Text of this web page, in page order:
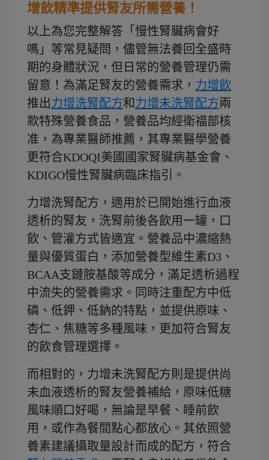
增飲精準提供腎友所需營養！
以上為您完整解答「慢性腎臟病會好
嗎」等常見疑問，儘管無法養回全盛時
期的身體狀況，但日常的營養管理仍需
留意！為滿足腎友的營養需求， 力增飲
推出力增洗腎配方和力增未洗腎配方兩
款特殊營養食品，營養品均經衛福部核
准，為專業醫師推薦，其專業醫學營養
更符合KDOQI美國國家腎臟病基金會、
KDIGO慢性腎臟病臨床指引。
力增洗腎配方，適用於已開始進行血液
透析的腎友，洗腎前後各飲用一罐，口
飲、管灌方式皆適宜。營養品中濃縮熱
量與優質蛋白，添加營養型維生素D3、
BCAA支鏈胺基酸等成分，滿足透析過程
中流失的營養需求。同時注重配方中低
磷、低鉀、低鈉的特點，並提供原味、
杏仁、焦糖等多種風味，更加符合腎友
的飲食管理選擇。
而相對的，力增未洗腎配方則是提供尚
未血液透析的腎友營養補給，原味低糖
風味順口好喝，無論是早餐、睡前飲
用，或作為餐間點心都放心。其依照營
養素建議攝取量設計而成的配方，符合